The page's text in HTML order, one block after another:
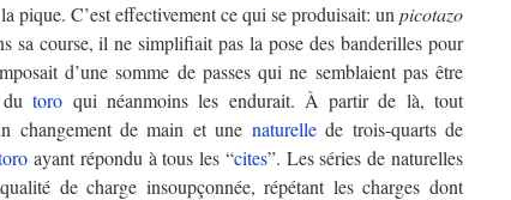
pique. C’est effectivement ce qui se produisait: un picotazo
sa course, il ne simplifiait pas la pose des banderilles pour
d’une somme de passes qui ne semblaient pas être
dutoro qui néanmoins les endurait. À partir de là, tout
changement de main et une naturellede trois-quarts de
ayant répondu à tous les “cites”. Les séries de naturelles
de charge insoupçonnée, répétant les charges dont